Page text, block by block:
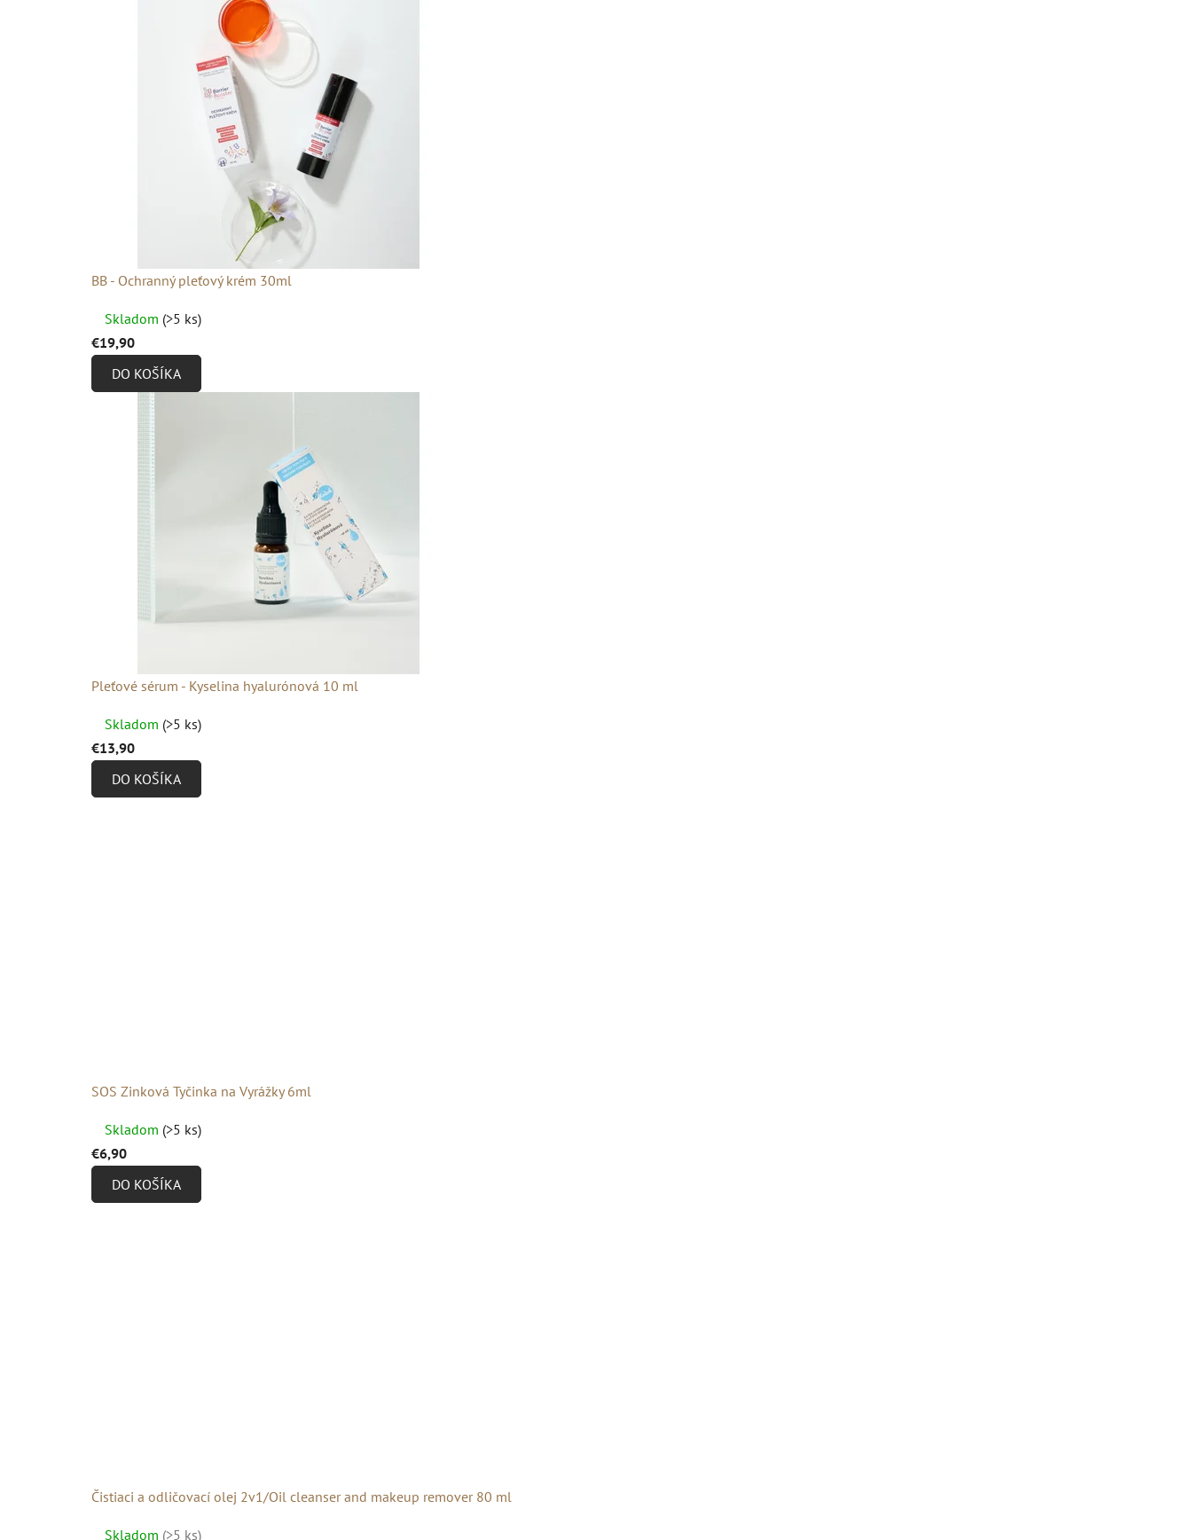
BB - Ochranný pleťový krém 30ml
hodnotenie
produktu
hviezdičiek.
Skladom (>5 ks)
€19,90
DO KOŠÍKA
Pleťové sérum - Kyselina hyalurónová 10 ml
hodnotenie
produktu
Skladom (>5 ks)
€13,90
DO KOŠÍKA
SOS Zinková Tyčinka na Vyrážky 6ml
hodnotenie
produktu
Skladom (>5 ks)
€6,90
DO KOŠÍKA
Čistiaci a odličovací olej 2v1/Oil cleanser and makeup remover 80 ml
Skladom (>5 ks)